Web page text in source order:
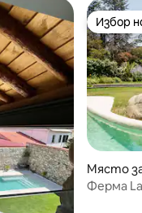
Избор
Избор
Място
ma
Ферма